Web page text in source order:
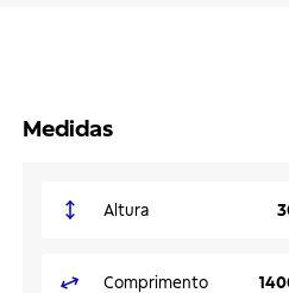
Medidas
Altura
Comprimento